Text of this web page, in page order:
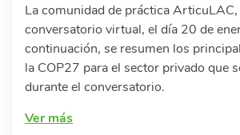
La comunidad de práctica
conversatorio virtual, el día 20 de
continuación, se resumen los
la COP27 para el sector privado que
durante el conversatorio.
Ver más